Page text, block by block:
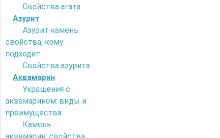
Свойства агата
Азурит
Азурит камень:
свойства, кому
подходит
Свойства азурита
Аквамарин
Украшения с
аквамарином: виды и
преимущества
Камень
аквамарин: свойства